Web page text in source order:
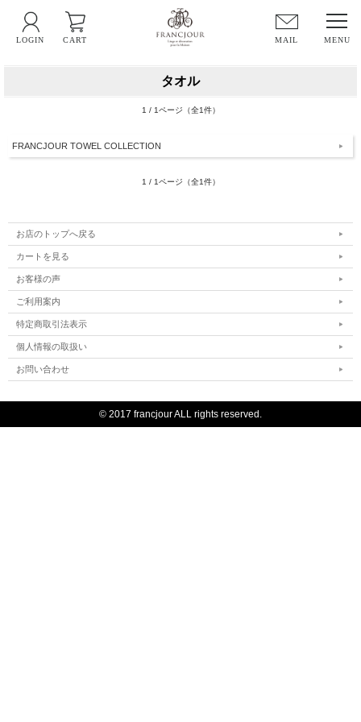
MAIL
LOGIN CART
タオル
1 / 1ページ（全1件）
FRANCJOUR TOWEL COLLECTION
1 / 1ページ（全1件）
お店のトップへ戻る
カートを見る
お客様の声
ご利用案内
特定商取引法表示
個人情報の取扱い
お問い合わせ
© 2017 francjour ALL rights reserved.